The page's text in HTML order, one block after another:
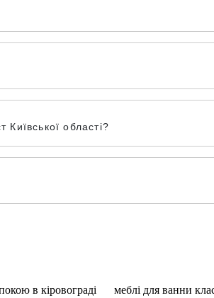
області?
в кіровограді
меблі для ванни